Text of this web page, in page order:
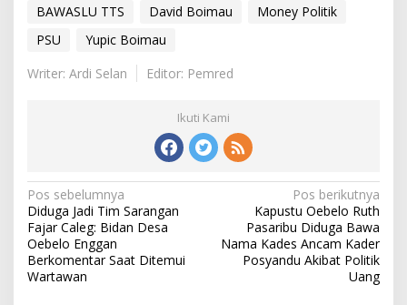
BAWASLU TTS David Boimau
Money Politik
PSU
Yupic Boimau
Writer: Ardi Selan
Editor: Pemred
Ikuti Kami
N
a
v
i
g
Pos sebelumnya
Diduga Jadi Tim Sarangan
Fajar Caleg: Bidan Desa
Oebelo Enggan
Berkomentar Saat Ditemui
Wartawan
Pos berikutnya
Kapustu Oebelo Ruth
Pasaribu Diduga Bawa
Nama Kades Ancam Kader
Posyandu Akibat Politik
Uang